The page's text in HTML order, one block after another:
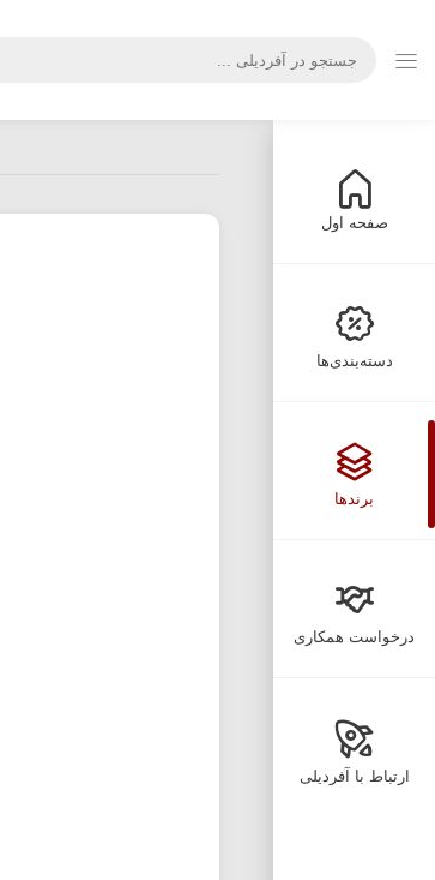
صفحه اول
دسته‌بندی‌ها
برندها
درخواست همکاری
ارتباط با آفردیلی